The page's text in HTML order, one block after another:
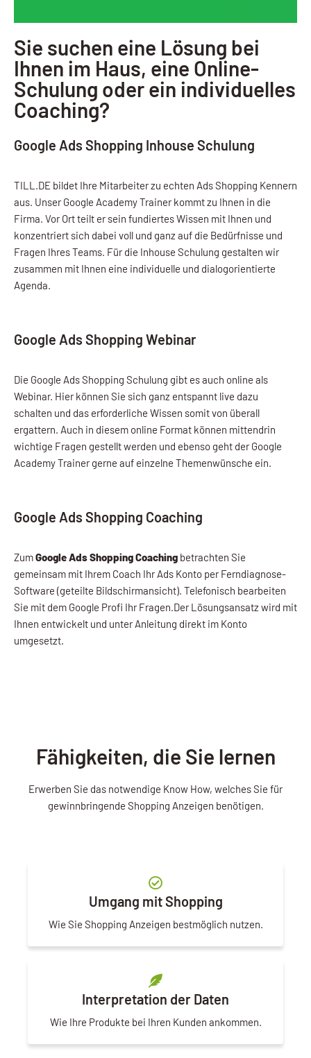
Sie suchen eine Lösung bei
Ihnen im Haus, eine Online-
Schulung oder ein individuelles
Coaching?
Google Ads Shopping Inhouse Schulung
TILL.DE bildet Ihre Mitarbeiter zu echten Ads Shopping Kennern
aus. Unser Google Academy Trainer kommt zu Ihnen in die
Firma. Vor Ort teilt er sein fundiertes Wissen mit Ihnen und
konzentriert sich dabei voll und ganz auf die Bedürfnisse und
Fragen Ihres Teams. Für die Inhouse Schulung gestalten wir
zusammen mit Ihnen eine individuelle und dialogorientierte
Agenda.
Google Ads Shopping Webinar
Die Google Ads Shopping Schulung gibt es auch online als
Webinar. Hier können Sie sich ganz entspannt live dazu
schalten und das erforderliche Wissen somit von überall
ergattern. Auch in diesem online Format können mittendrin
wichtige Fragen gestellt werden und ebenso geht der Google
Academy Trainer gerne auf einzelne Themenwünsche ein.
Google Ads Shopping Coaching
ZumGoogle Ads Shopping Coaching betrachten Sie
gemeinsam mit Ihrem Coach Ihr Ads Konto per Ferndiagnose-
Software (geteilte Bildschirmansicht). Telefonisch bearbeiten
Sie mit dem Google Profi Ihr Fragen.Der Lösungsansatz wird mit
Ihnen entwickelt und unter Anleitung direkt im Konto
umgesetzt.
Fähigkeiten, die Sie lernen
Erwerben Sie das notwendige Know How, welches Sie für
gewinnbringende Shopping Anzeigen benötigen.
Umgang mit Shopping
Wie Sie Shopping Anzeigen bestmöglich nutzen.
Interpretation der Daten
Wie Ihre Produkte bei Ihren Kunden ankommen.